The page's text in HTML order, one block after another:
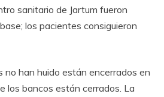
sanitario de Jartum fueron
los pacientes consiguieron
no han huido están encerrados en
los bancos están cerrados. La